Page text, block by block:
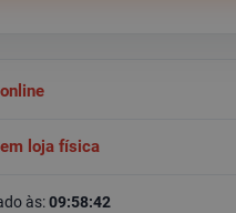
loja física
às:09:58:42